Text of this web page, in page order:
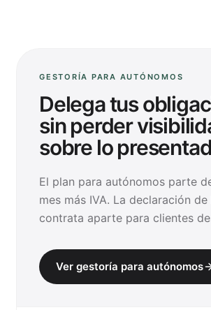
GESTORÍA PARA AUTÓNOMOS
Delega tus
sin perder
sobre lo
El plan para autónomos parte
mes más IVA. La declaración de
contrata aparte para clientes
Ver gestoría para autónomos